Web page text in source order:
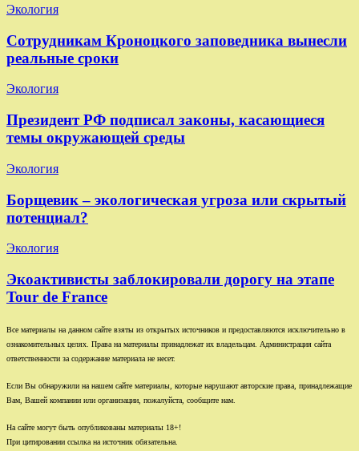
Экология
Сотрудникам Кроноцкого заповедника вынесли
реальные сроки
Экология
Президент РФ подписал законы, касающиеся
темы окружающей среды
Экология
Борщевик – экологическая угроза или скрытый
потенциал?
Экология
Экоактивисты заблокировали дорогу на этапе
Tour de France
Все материалы на данном сайте взяты из открытых источников и предоставляются исключительно в
ознакомительных целях. Права на материалы принадлежат их владельцам. Администрация сайта
ответственности за содержание материала не несет.
Если Вы обнаружили на нашем сайте материалы, которые нарушают авторские права, принадлежащие
Вам, Вашей компании или организации, пожалуйста, сообщите нам.
На сайте могут быть опубликованы материалы 18+!
При цитировании ссылка на источник обязательна.